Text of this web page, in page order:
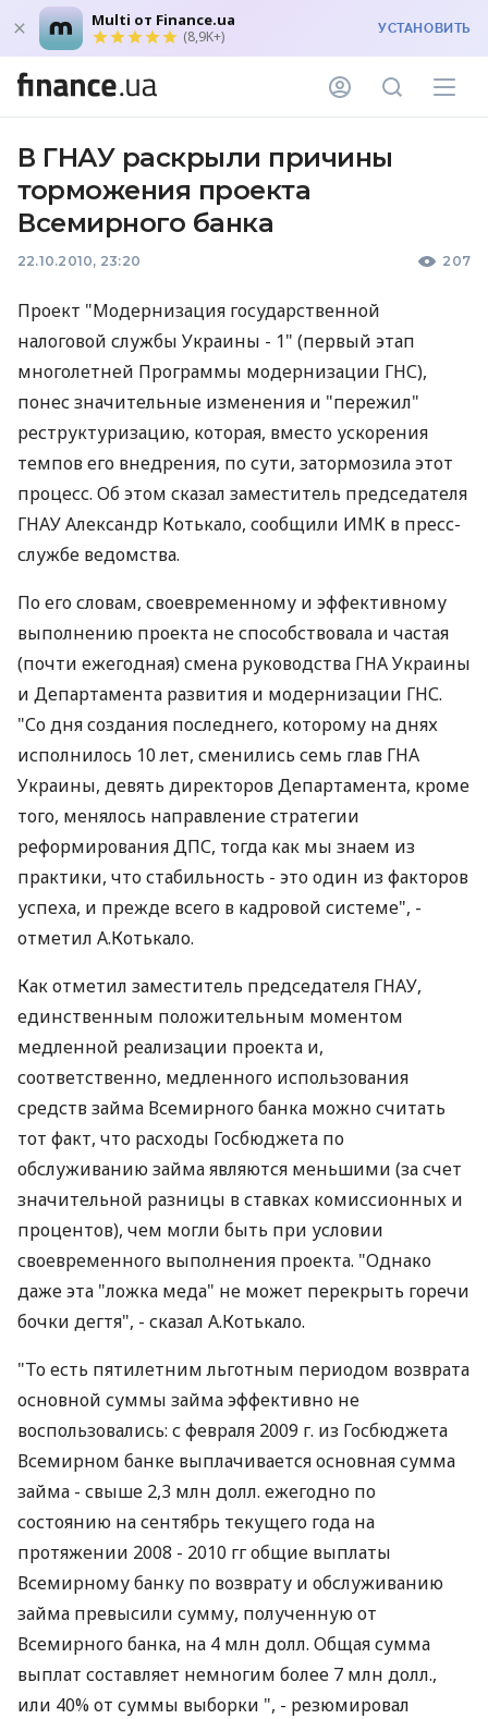
Multi от Finance.ua
(8,9K+) УСТАНОВИТЬ
В ГНАУ раскрыли причины
торможения проекта
Всемирного банка
22.10.2010, 23:20 207
Проект "Модернизация государственной
налоговой службы Украины - 1" (первый этап
многолетней Программы модернизации ГНС),
понес значительные изменения и "пережил"
реструктуризацию, которая, вместо ускорения
темпов его внедрения, по сути, затормозила этот
процесс. Об этом сказал заместитель председателя
ГНАУ Александр Котькало, сообщили ИМК в пресс-
службе ведомства.
По его словам, своевременному и эффективному
выполнению проекта не способствовала и частая
(почти ежегодная) смена руководства ГНА Украины
и Департамента развития и модернизации ГНС.
"Со дня создания последнего, которому на днях
исполнилось 10 лет, сменились семь глав ГНА
Украины, девять директоров Департамента, кроме
того, менялось направление стратегии
реформирования ДПС, тогда как мы знаем из
практики, что стабильность - это один из факторов
успеха, и прежде всего в кадровой системе", -
отметил А.Котькало.
Как отметил заместитель председателя ГНАУ,
единственным положительным моментом
медленной реализации проекта и,
соответственно, медленного использования
средств займа Всемирного банка можно считать
тот факт, что расходы Госбюджета по
обслуживанию займа являются меньшими (за счет
значительной разницы в ставках комиссионных и
процентов), чем могли быть при условии
своевременного выполнения проекта. "Однако
даже эта "ложка меда" не может перекрыть горечи
бочки дегтя", - сказал А.Котькало.
"То есть пятилетним льготным периодом возврата
основной суммы займа эффективно не
воспользовались: с февраля 2009 г. из Госбюджета
Всемирном банке выплачивается основная сумма
займа - свыше 2,3 млн долл. ежегодно по
состоянию на сентябрь текущего года на
протяжении 2008 - 2010 гг общие выплаты
Всемирному банку по возврату и обслуживанию
займа превысили сумму, полученную от
Всемирного банка, на 4 млн долл. Общая сумма
выплат составляет немногим более 7 млн долл.,
или 40% от суммы выборки ", - резюмировал